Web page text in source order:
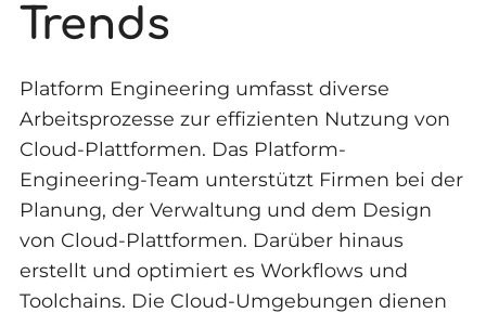
Trends
Platform Engineering umfasst diverse
Arbeitsprozesse zur effizienten Nutzung von
Cloud-Plattformen. Das Platform-
Engineering-Team unterstützt Firmen bei der
Planung, der Verwaltung und dem Design
von Cloud-Plattformen. Darüber hinaus
erstellt und optimiert es Workflows und
Toolchains. Die Cloud-Umgebungen dienen